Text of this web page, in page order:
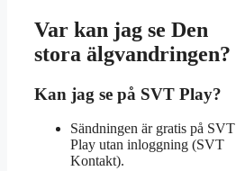
Var kan jag se Den
stora älgvandringen?
Kan jag se på SVT Play?
Sändningen är gratis på SVT
Play utan inloggning (SVT
Kontakt).